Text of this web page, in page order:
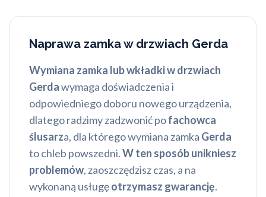
Naprawa zamka w drzwiach Gerda
Wymiana zamka lub wkładki w drzwiach
Gerdawymaga doświadczenia i
odpowiedniego doboru nowego urządzenia,
dlatego radzimy zadzwonić pofachowca
ślusarza, dla którego wymiana zamka Gerda
to chleb powszedni.W ten sposób unikniesz
problemów, zaoszczędzisz czas, a na
wykonaną usługęotrzymasz gwarancję.